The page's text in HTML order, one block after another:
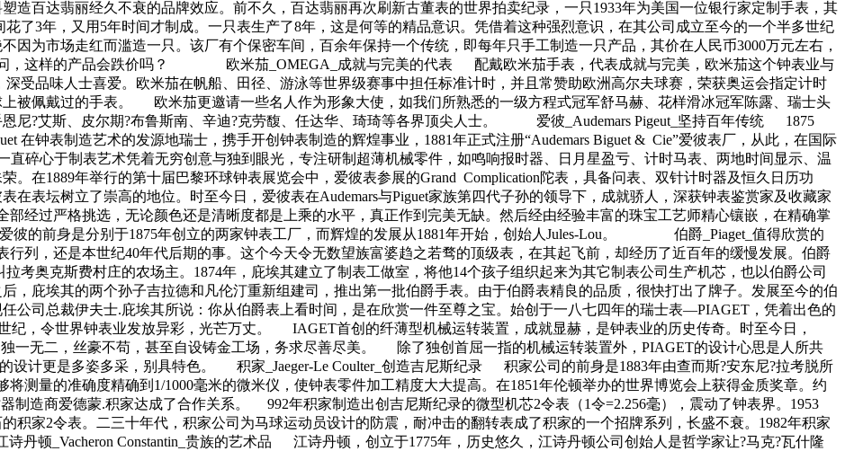
造百达翡丽经久不衰的品牌效应。前不久，百达翡丽再次刷新古董表的世界拍卖纪录，一只1933年为美国一位银行家定制手表，其
了3年，又用5年时间才制成。一只表生产了8年，这是何等的精品意识。凭借着这种强烈意识，在其公司成立至今的一个半多世纪
因为市场走红而滥造一只。该厂有个保密车间，百余年保持一个传统，即每年只手工制造一只产品，其价在人民币3000万元左右，
问，这样的产品会跌价吗？ 欧米茄_OMEGA_成就与完美的代表 配戴欧米茄手表，代表成就与完美，欧米茄这个钟表业与
深受品味人士喜爱。欧米茄在帆船、田径、游泳等世界级赛事中担任标准计时，并且常赞助欧洲高尔夫球赛，荣获奥运会指定计时
被佩戴过的手表。 欧米茄更邀请一些名人作为形象大使，如我们所熟悉的一级方程式冠军舒马赫、花样滑冰冠军陈露、瑞士头
恩尼?艾斯、皮尔期?布鲁斯南、辛迪?克劳馥、任达华、琦琦等各界顶尖人士。 爱彼_Audemars Pigeut_坚持百年传统 1875
在钟表制造艺术的发源地瑞士，携手开创钟表制造的辉煌事业，1881年正式注册“Audemars Biguet & Cie”爱彼表厂，从此，在国际
直碎心于制表艺术凭着无穷创意与独到眼光，专注研制超薄机械零件，如鸣响报时器、日月星盈亏、计时马表、两地时间显示、温
。在1889年举行的第十届巴黎环球钟表展览会中，爱彼表参展的Grand Complication陀表，具备问表、双针计时器及恒久日历功
在表坛树立了崇高的地位。时至今日，爱彼表在Audemars与Piguet家族第四代子孙的领导下，成就骄人，深获钟表鉴赏家及收藏家
经过严格挑选，无论颜色还是清晰度都是上乘的水平，真正作到完美无缺。然后经由经验丰富的珠宝工艺师精心镶嵌，在精确掌
的前身是分别于1875年创立的两家钟表工厂，而辉煌的发展从1881年开始，创始人Jules-Lou。 伯爵_Piaget_值得欣赏的
列，还是本世纪40年代后期的事。这个今天令无数望族富婆趋之若骛的顶级表，在其起飞前，却经历了近百年的缓慢发展。伯爵
考奥克斯费村庄的农场主。1874年，庇埃其建立了制表工做室，将他14个孩子组织起来为其它制表公司生产机芯，也以伯爵公司
，庇埃其的两个孙子吉拉德和凡伦汀重新组建司，推出第一批伯爵手表。由于伯爵表精良的品质，很快打出了牌子。发展至今的伯
公司总裁伊夫士.庇埃其所说：你从伯爵表上看时间，是在欣赏一件至尊之宝。始创于一八七四年的瑞士表―PIAGET，凭着出色的
纪，令世界钟表业发放异彩，光芒万丈。 IAGET首创的纤薄型机械运转装置，成就显赫，是钟表业的历史传奇。时至今日，
一无二，丝豪不苟，甚至自设铸金工场，务求尽善尽美。 除了独创首屈一指的机械运转装置外，PIAGET的设计心思是人所共
设计更是多姿多采，别具特色。 积家_Jaeger-Le Coulter_创造吉尼斯纪录 积家公司的前身是1883年由查而斯?安东尼?拉考脱所
测量的准确度精确到1/1000毫米的微米仪，使钟表零件加工精度大大提高。在1851年伦顿举办的世界博览会上获得金质奖章。约
制造商爱德蒙.积家达成了合作关系。 992年积家制造出创吉尼斯纪录的微型机芯2令表（1令=2.256毫），震动了钟表界。1953
积家2令表。二三十年代，积家公司为马球运动员设计的防震，耐冲击的翻转表成了积家的一个招牌系列，长盛不衰。1982年积家
_Vacheron Constantin_贵族的艺术品 江诗丹顿，创立于1775年，历史悠久，江诗丹顿公司创始人是哲学家让?马克?瓦什隆